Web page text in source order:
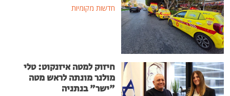
חדשות מקומיות
חיזוק למטה איזנקוט: טלי
מולנר מונתה לראש מטה
"ישר" בנתניה